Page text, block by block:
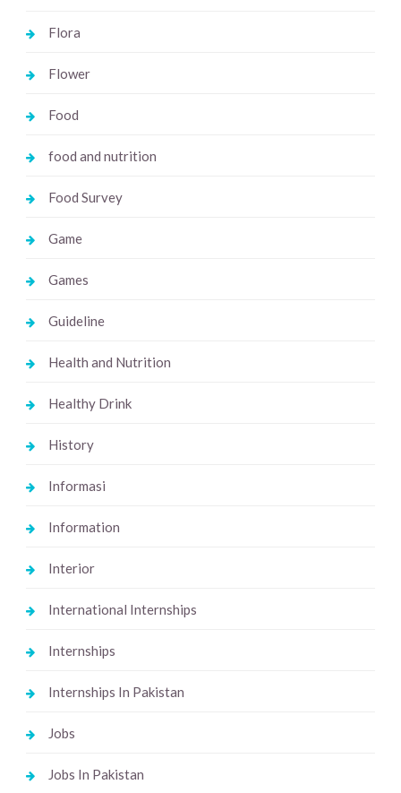
Flora
Flower
Food
food and nutrition
Food Survey
Game
Games
Guideline
Health and Nutrition
Healthy Drink
History
Informasi
Information
Interior
International Internships
Internships
Internships In Pakistan
Jobs
Jobs In Pakistan